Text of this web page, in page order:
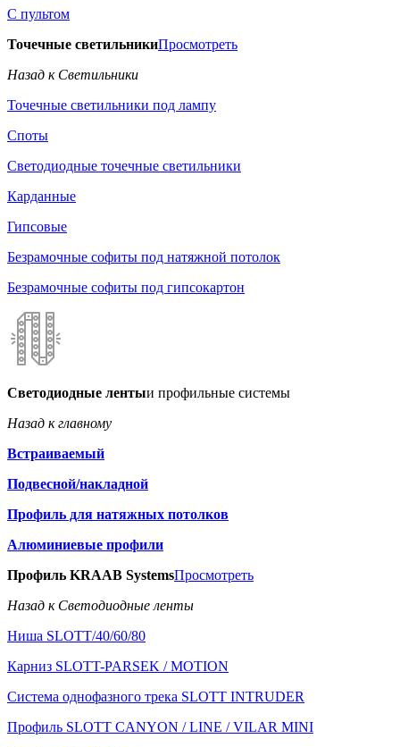
С пультом
Точечные светильникиПросмотреть
Назад к Светильники
Точечные светильники под лампу
Споты
Светодиодные точечные светильники
Карданные
Гипсовые
Безрамочные софиты под натяжной потолок
Безрамочные софиты под гипсокартон
Светодиодные лентыи профильные системы
Назад к главному
Встраиваемый
Подвесной/накладной
Профиль для натяжных потолков
Алюминиевые профили
Профиль KRAAB SystemsПросмотреть
Назад к Светодиодные ленты
Ниша SLOTT/40/60/80
Карниз SLOTT-PARSEK / MOTION
Система однофазного трека SLOTT INTRUDER
Профиль SLOTT CANYON / LINE / VILAR MINI